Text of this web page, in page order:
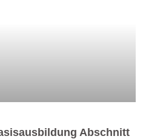
Abschnitt